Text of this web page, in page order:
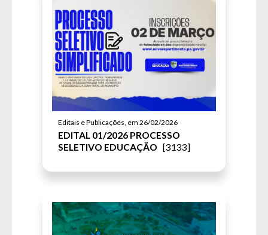
Editais e Publicações, em 26/02/2026
EDITAL 01/2026 PROCESSO
SELETIVO EDUCAÇÃO [3133]